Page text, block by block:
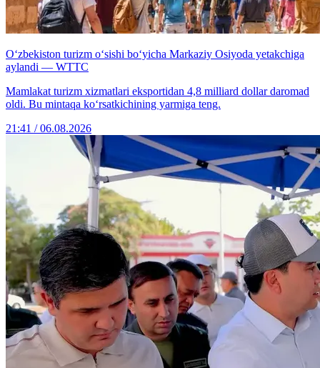
O‘zbekiston turizm o‘sishi bo‘yicha Markaziy Osiyoda yetakchiga
aylandi — WTTC
Mamlakat turizm xizmatlari eksportidan 4,8 milliard dollar daromad
oldi. Bu mintaqa ko‘rsatkichining yarmiga teng.
21:41 / 06.08.2026